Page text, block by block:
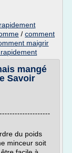
/ comment
maigrir
mangé
Savoir
du poids
minceur soit